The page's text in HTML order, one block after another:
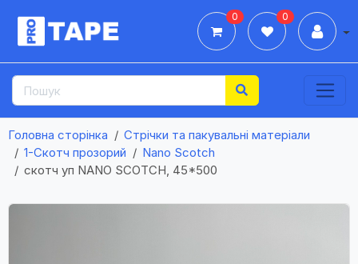
0 0
Головна сторінка
Стрічки та пакувальні матеріали
1-Cкотч прозорий
Nano Scotch
скотч уп NANO SCOTCH, 45*500